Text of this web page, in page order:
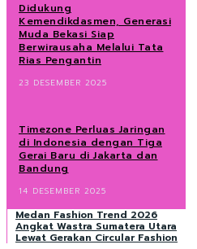
Didukung
Kemendikdasmen, Generasi
Muda Bekasi Siap
Berwirausaha Melalui Tata
Rias Pengantin
23 DESEMBER 2025
Timezone Perluas Jaringan
di Indonesia dengan Tiga
Gerai Baru di Jakarta dan
Bandung
14 DESEMBER 2025
Medan Fashion Trend 2026
Angkat Wastra Sumatera Utara
Lewat Gerakan Circular Fashion